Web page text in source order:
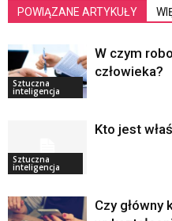
POWIĄZANE ARTYKUŁY
Sztuczna
inteligencja
W czym
człowieka?
Sztuczna
inteligencja
Kto jest
Czy